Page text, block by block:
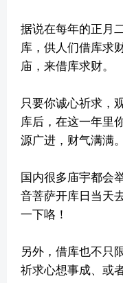
据说在每年的正月
库，供人们借库求
庙，来借库求财。
只要你诚心祈求，
库后，在这一年里
源广进，财气满满。
国内很多庙宇都会
音菩萨开库日当天
一下咯！
另外，借库也不只
祈求心想事成、或